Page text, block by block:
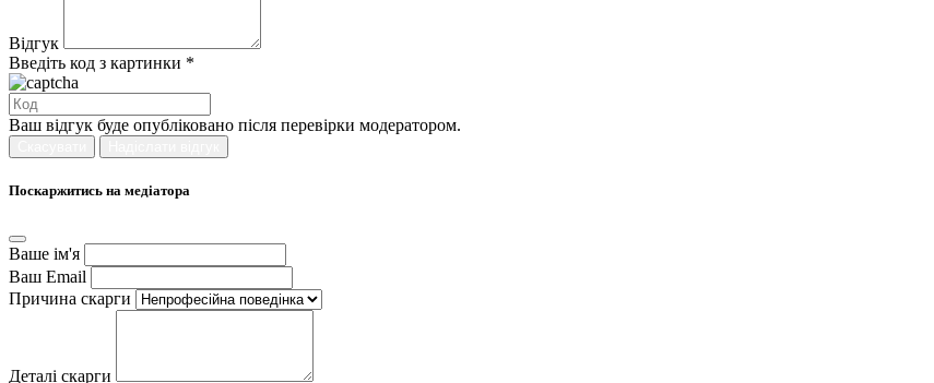
Відгук
Введіть код з картинки *
Ваш відгук буде опубліковано після перевірки модератором.
Поскаржитись на медіатора
Ваше ім'я
Ваш Email
Причина скарги
Деталі скарги